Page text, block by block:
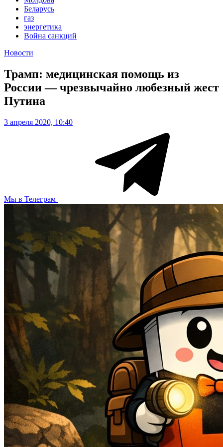
Беларусь
газ
энергетика
Война санкций
Новости
Трамп: медицинская помощь из
России — чрезвычайно любезный жест
Путина
3 апреля 2020, 10:40
Мы в Телеграм